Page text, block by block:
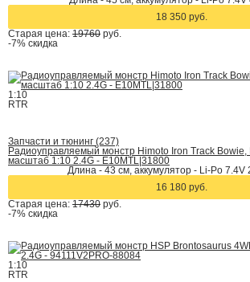
18 350 руб.
Старая цена: 19760 руб.
-7% скидка
1:10
RTR
Запчасти и тюнинг (237)
Радиоуправляемый монстр Himoto Iron Track Bowie,
масштаб 1:10 2.4G - E10MTL|31800
Длина - 43 см, аккумулятор - Li-Po 7.4V
16 180 руб.
Старая цена: 17430 руб.
-7% скидка
1:10
RTR